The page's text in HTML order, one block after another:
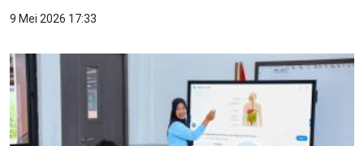
9 Mei 2026 17:33